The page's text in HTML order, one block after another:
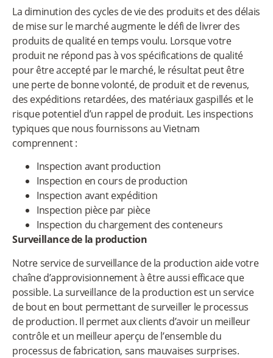
La diminution des cycles de vie des produits et des délais
de mise sur le marché augmente le défi de livrer des
produits de qualité en temps voulu. Lorsque votre
produit ne répond pas à vos spécifications de qualité
pour être accepté par le marché, le résultat peut être
une perte de bonne volonté, de produit et de revenus,
des expéditions retardées, des matériaux gaspillés et le
risque potentiel d’un rappel de produit. Les inspections
typiques que nous fournissons au Vietnam
comprennent :
Inspection avant production
Inspection en cours de production
Inspection avant expédition
Inspection pièce par pièce
Inspection du chargement des conteneurs
Surveillance de la production
Notre service de surveillance de la production aide votre
chaîne d’approvisionnement à être aussi efficace que
possible. La surveillance de la production est un service
de bout en bout permettant de surveiller le processus
de production. Il permet aux clients d’avoir un meilleur
contrôle et un meilleur aperçu de l’ensemble du
processus de fabrication, sans mauvaises surprises.